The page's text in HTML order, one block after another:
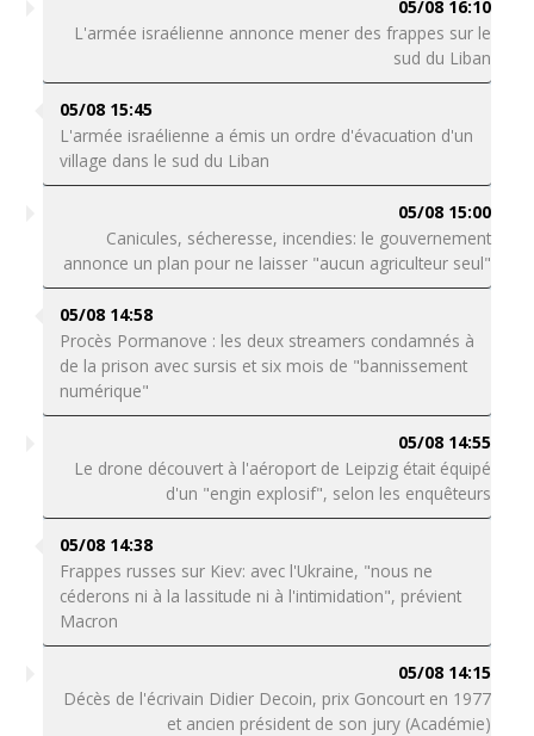
05/08 16:10
L'armée israélienne annonce mener des frappes sur le
sud du Liban
05/08 15:45
L'armée israélienne a émis un ordre d'évacuation d'un
village dans le sud du Liban
05/08 15:00
Canicules, sécheresse, incendies: le gouvernement
annonce un plan pour ne laisser "aucun agriculteur seul"
05/08 14:58
Procès Pormanove : les deux streamers condamnés à
de la prison avec sursis et six mois de "bannissement
numérique"
05/08 14:55
Le drone découvert à l'aéroport de Leipzig était équipé
d'un "engin explosif", selon les enquêteurs
05/08 14:38
Frappes russes sur Kiev: avec l'Ukraine, "nous ne
céderons ni à la lassitude ni à l'intimidation", prévient
Macron
05/08 14:15
Décès de l'écrivain Didier Decoin, prix Goncourt en 1977
et ancien président de son jury (Académie)